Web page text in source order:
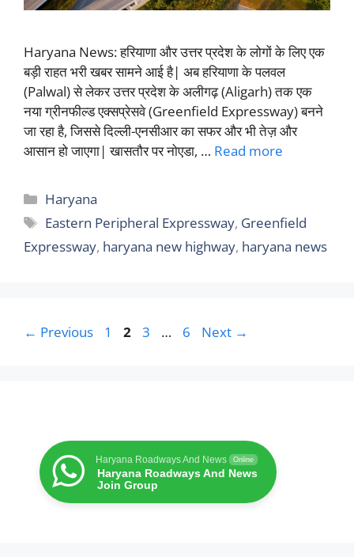
Haryana News: हरियाणा और उत्तर प्रदेश के लोगों के लिए एक
बड़ी राहत भरी खबर सामने आई है| अब हरियाणा के पलवल
(Palwal) से लेकर उत्तर प्रदेश के अलीगढ़ (Aligarh) तक एक
नया ग्रीनफील्ड एक्सप्रेसवे (Greenfield Expressway) बनने
जा रहा है, जिससे दिल्ली-एनसीआर का सफर और भी तेज़ और
आसान हो जाएगा| खासतौर पर नोएडा, … Read more
Categories
Haryana
Tags
Eastern Peripheral Expressway, Greenfield
Expressway, haryana new highway, haryana news
← Previous Page
1 Page
2 Page
3 … Page
6 Next →
Haryana Roadways And News Online
Haryana Roadways And News
Join Group